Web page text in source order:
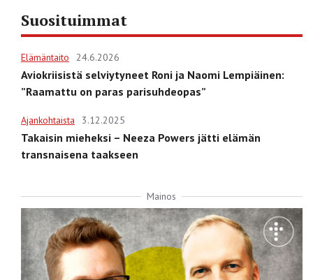
Suosituimmat
Elämäntaito 24.6.2026
Aviokriisistä selviytyneet Roni ja Naomi Lempiäinen:
”Raamattu on paras parisuhdeopas”
Ajankohtaista 3.12.2025
Takaisin mieheksi – Neeza Powers jätti elämän
transnaisena taakseen
Mainos